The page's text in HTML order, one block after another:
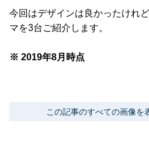
今回はデザインは良かったけれ
マを3台ご紹介します。
※ 2019年8月時点
この記事のすべての画像を